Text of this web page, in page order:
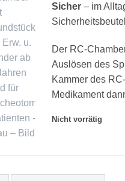
Sicher – im
Sicherheitsbeutel
Der RC-
Auslösen des
Kammer des
Medikament
Nicht vorrätig